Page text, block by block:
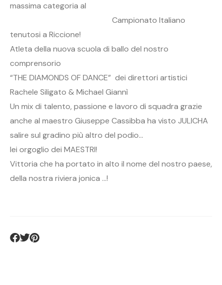
massima categoria al
Campionato Italiano
tenutosi a Riccione!
Atleta della nuova scuola di ballo del nostro
comprensorio
“THE DIAMONDS OF DANCE” dei direttori artistici
Rachele Siligato & Michael Giannì
Un mix di talento, passione e lavoro di squadra grazie
anche al maestro Giuseppe Cassibba ha visto JULICHA
salire sul gradino più altro del podio…
lei orgoglio dei MAESTRI!
Vittoria che ha portato in alto il nome del nostro paese,
della nostra riviera jonica …!